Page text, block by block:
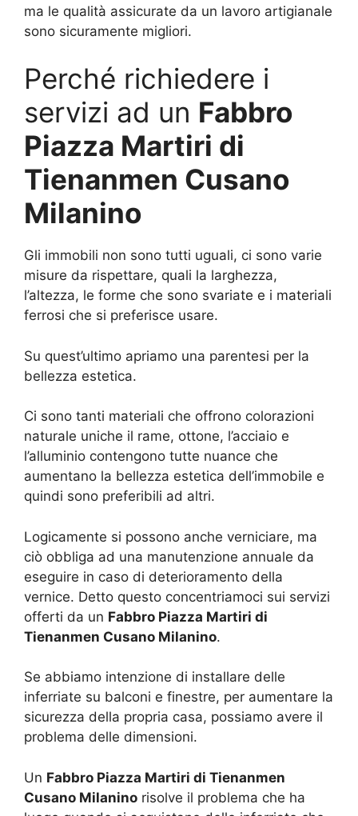
ma le qualità assicurate da un lavoro artigianale
sono sicuramente migliori.
Perché richiedere i
servizi ad un Fabbro
Piazza Martiri di
Tienanmen Cusano
Milanino
Gli immobili non sono tutti uguali, ci sono varie
misure da rispettare, quali la larghezza,
l’altezza, le forme che sono svariate e i materiali
ferrosi che si preferisce usare.
Su quest’ultimo apriamo una parentesi per la
bellezza estetica.
Ci sono tanti materiali che offrono colorazioni
naturale uniche il rame, ottone, l’acciaio e
l’alluminio contengono tutte nuance che
aumentano la bellezza estetica dell’immobile e
quindi sono preferibili ad altri.
Logicamente si possono anche verniciare, ma
ciò obbliga ad una manutenzione annuale da
eseguire in caso di deterioramento della
vernice. Detto questo concentriamoci sui servizi
offerti da un Fabbro Piazza Martiri di
Tienanmen Cusano Milanino.
Se abbiamo intenzione di installare delle
inferriate su balconi e finestre, per aumentare la
sicurezza della propria casa, possiamo avere il
problema delle dimensioni.
Un Fabbro Piazza Martiri di Tienanmen
Cusano Milanino risolve il problema che ha